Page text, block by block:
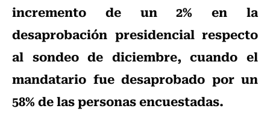
incremento de un 2% en la
desaprobación presidencial respecto
al sondeo de diciembre, cuando el
mandatario fue desaprobado por un
58% de las personas encuestadas.